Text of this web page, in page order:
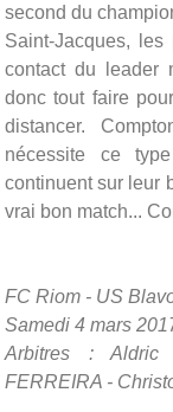
second du
Saint-Jacques,
contact du leader
donc tout faire
distancer.
nécessite ce
continuent sur leur
vrai bon match...
FC Riom - US
Samedi 4 mars
Arbitres : Aldric
FERREIRA -